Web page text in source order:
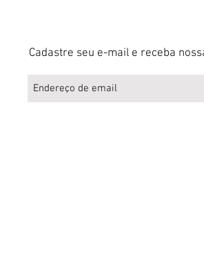
Cadastre seu e-mail e receba